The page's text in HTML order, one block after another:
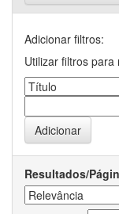
Adicionar filtros:
Utilizar filtros
Resultados/